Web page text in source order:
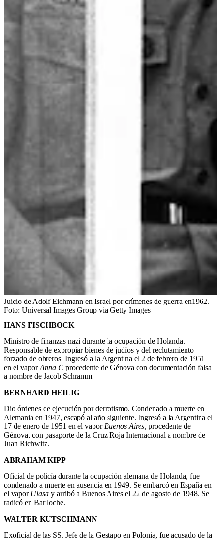
Juicio de Adolf Eichmann en Israel por crímenes de guerra en1962.
Foto: Universal Images Group via Getty Images
HANS FISCHBOCK
Ministro de finanzas nazi durante la ocupación de Holanda.
Responsable de expropiar bienes de judíos y del reclutamiento
forzado de obreros. Ingresó a la Argentina el 2 de febrero de 1951
en el vaporAnna C procedente de Génova con documentación falsa
a nombre de Jacob Schramm.
BERNHARD HEILIG
Dio órdenes de ejecución por derrotismo. Condenado a muerte en
Alemania en 1947, escapó al año siguiente. Ingresó a la Argentina el
17 de enero de 1951 en el vapor Buenos Aires, procedente de
Génova, con pasaporte de la Cruz Roja Internacional a nombre de
Juan Richwitz.
ABRAHAM KIPP
Oficial de policía durante la ocupación alemana de Holanda, fue
condenado a muerte en ausencia en 1949. Se embarcó en España en
el vapor Ulasa y arribó a Buenos Aires el 22 de agosto de 1948. Se
radicó en Bariloche.
WALTER KUTSCHMANN
Exoficial de las SS. Jefe de la Gestapo en Polonia, fue acusado de la